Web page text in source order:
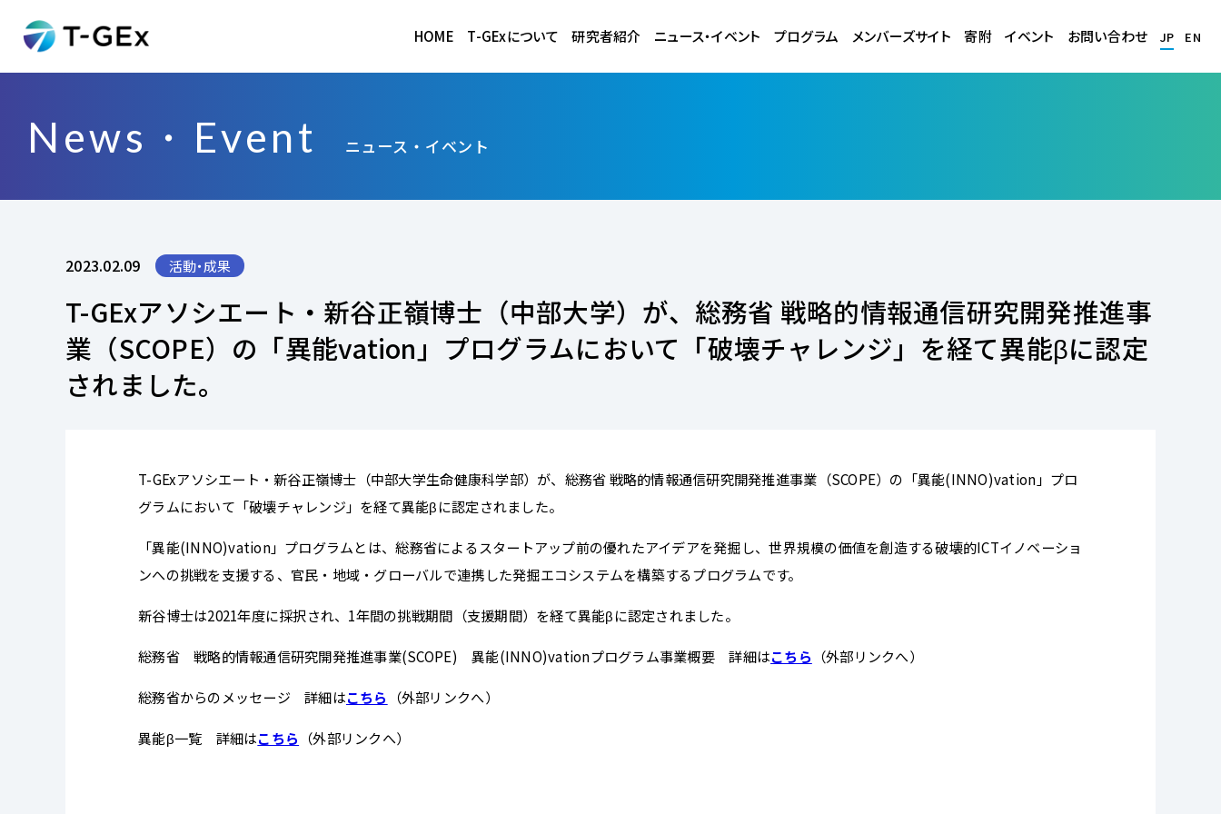
HOME T-GExについて 研究者紹介 ニュース・イベント プログラム メンバーズサイト 寄附 イベント お問い合わせ JP EN
News・Event ニュース・イベント
2023.02.09 活動・成果
T-GExアソシエート・新谷正嶺博士（中部大学）が、総務省 戦略的情報通信研究開発推進事
業（SCOPE）の「異能vation」プログラムにおいて「破壊チャレンジ」を経て異能βに認定
されました。
T-GExアソシエート・新谷正嶺博士（中部大学生命健康科学部）が、総務省 戦略的情報通信研究開発推進事業（SCOPE）の「異能(INNO)vation」プロ
グラムにおいて「破壊チャレンジ」を経て異能βに認定されました。
「異能(INNO)vation」プログラムとは、総務省によるスタートアップ前の優れたアイデアを発掘し、世界規模の価値を創造する破壊的ICTイノベーショ
ンへの挑戦を支援する、官民・地域・グローバルで連携した発掘エコシステムを構築するプログラムです。
新谷博士は2021年度に採択され、1年間の挑戦期間（支援期間）を経て異能βに認定されました。
総務省 戦略的情報通信研究開発推進事業(SCOPE) 異能(INNO)vationプログラム事業概要 詳細はこちら （外部リンクへ）
総務省からのメッセージ 詳細はこちら （外部リンクへ）
異能β一覧 詳細はこちら （外部リンクへ）